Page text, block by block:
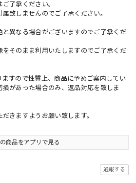
了承ください。
致しませんのでご了承ください。
異なる場合がございますのでご了承くだ
をそのまま利用いたしますのでご了承くだ
ますので性質上、商品に予めご案内してい
があった場合のみ、返品対応を致しま
きますようお願い致します。
商品をアプリで見る
通報する